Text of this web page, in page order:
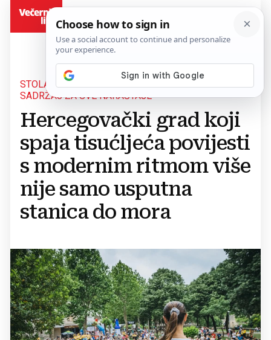
STOLAC OČEKUJE BOGAT PROGRAM OVOG LJETA,
SADRŽAJ ZA SVE NARAŠTAJE
Hercegovački grad koji
spaja tisućljeća povijesti
s modernim ritmom više
nije samo usputna
stanica do mora